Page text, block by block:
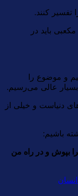
تفسیر کنند.
باید در
و موضوع را
بسیار عالی می‌رسیم.
دنیاست و خیلی از
باشیم:
بپوش و در راه من